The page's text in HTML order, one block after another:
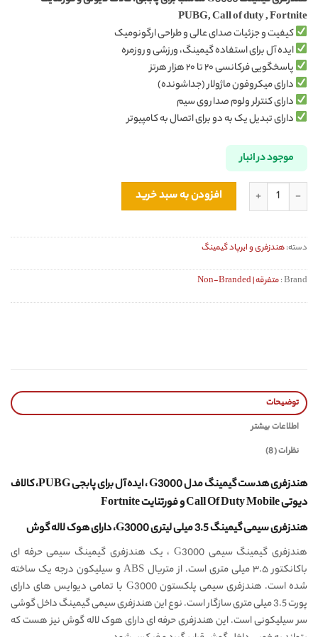
امتیازدهی
مشتری
PUBG, Call of duty , Fortnite
کیفیت و جزئیات صدای عالی و طراحی ارگونومیک
ایده آل برای استفاده گیمینگ، ورزشی و روزمره
پاسخگویی فرکانسی ۲۰ تا ۲۰ هزار هرتز
دارای میکروفون ماژولار (جداشونده)
دارای کنترلر ولوم صدا روی سیم
دارای تبدیل یک به دو برای اتصال به کامپیوتر
موجود در انبار
هندزفری گیمینگ سیمی مدل G3000 اورجینال عددافزودن به سبد خرید
دسته:هندزفری و ایرپاد گیمینگ
Brand : متفرقه | Non-Branded
توضیحات
اطلاعات بیشتر
نظرات (8)
هندزفری هدست گیمینگ مدل G3000 ، ایده آل برای پابجی PUBG، کالاف
دیوتی Call Of Duty Mobile و فورتنایت Fortnite
هندزفری سیمی گیمینگ 3.5 میلی لیتری G3000، دارای هوک لاله گوش
هندزفری گیمینگ سیمی G3000 ، یک هندزفری گیمینگ سیمی حرفه ای
باکانکتور ۳.۵ میلی متری است. از متریال ABS و سیلیکون درجه یک ساخته
شده است. هندزفری سیمی پلکستون G3000 با تمامی دیوایس های دارای
پورت 3.5 میلی متری سازگار است. نوع این هندزفری سیمی گیمینگ داخل گوشی
سر سیلیکونی است. این هندزفری حرفه ای دارای هوک لاله گوش نیز هست که